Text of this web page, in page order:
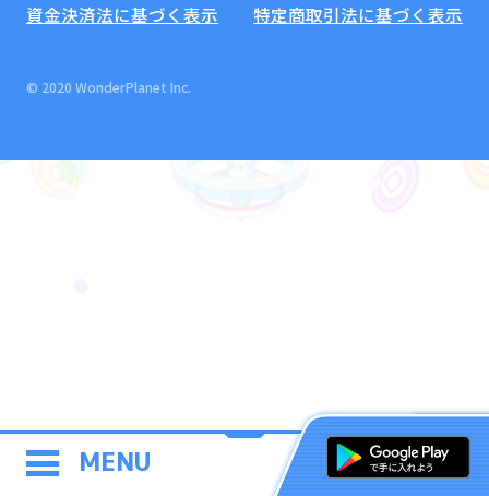
MENU
資金決済法に基づく表示
特定商取引法に基づく表示
© 2020 WonderPlanet Inc.